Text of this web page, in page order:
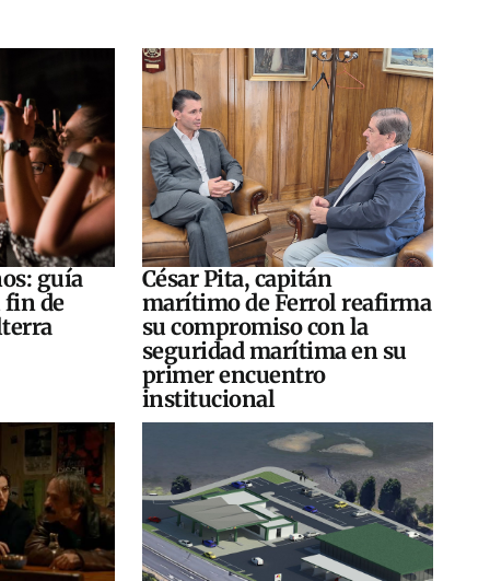
guía
fin de
César Pita, capitán
marítimo de Ferrol reafirma
su compromiso con la
seguridad marítima en su
primer encuentro
institucional